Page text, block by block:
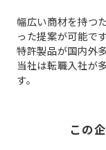
幅広い商材を持つ
った提案が可能です
特許製品が国内外
当社は転職入社が
す。
この